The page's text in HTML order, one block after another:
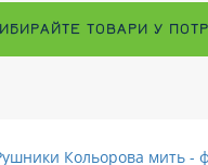
ТОВАРИ У